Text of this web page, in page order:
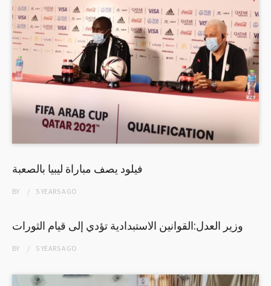
فيلود يصف مباراة ليبيا بالصعبة
BY 5 YEARSAGO
وزير العدل:القوانين الاستبدادية تؤدي إلى قيام الثورات
BY 5 YEARSAGO